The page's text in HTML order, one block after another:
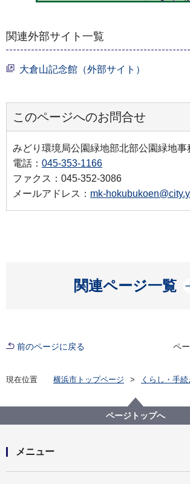
関連外部サイト一覧
大倉山記念館（外部サイト）
このページへのお問合せ
みどり環境局公園緑地部北部公園緑地事
電話： 045-353-1166
ファクス：045-352-3086
メールアドレス： mk-
関連ページ一覧
開く
前のページに戻る ペ
現在位置 横浜市トップページ
くらし・手続
お花見のできる公園
大倉山公園（港北区）ページトップへ
メニュー